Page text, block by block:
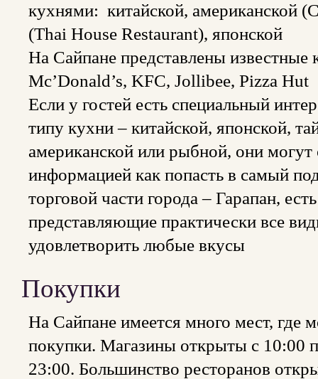
кухнями: китайской, американской
(Thai House Restaurant), японской
На Сайпане представлены известные
Mс’Donald’s, KFC, Jollibee, Pizza Hut
Если у гостей есть специальный
типу кухни – китайской, японской,
американской или рыбной, они
информацией как попасть в самый
торговой части города – Гарапан,
представляющие практически все
удовлетворить любые вкусы
Покупки
На Сайпане имеется много мест, где
покупки. Магазины открыты с 10:00
23:00. Большинство ресторанов